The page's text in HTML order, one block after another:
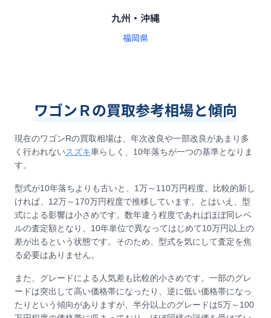
九州・沖縄
福岡県
ワゴンＲの買取参考相場と傾向
現在のワゴンRの買取相場は、年次改良や一部改良があまり多
く行われないスズキ車らしく、10年落ちが一つの基準となりま
す。
型式が10年落ちよりも古いと、1万～110万円程度。比較的新し
ければ、12万～170万円程度で推移しています。とはいえ、型
式による影響は小さめです。数年違う程度であればほぼ同レベ
ルの査定額となり、10年単位で異なってはじめて10万円以上の
差が出るという状態です。そのため、型式を気にして査定を焦
る必要はありません。
また、グレードによる人気差も比較的小さめです。一部のグレ
ードは突出して高い価格帯になったり、逆に低い価格帯になっ
たりという傾向がありますが、半分以上のグレードは5万～100